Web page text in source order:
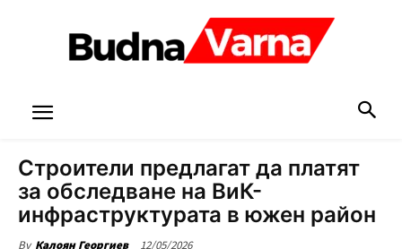
Строители предлагат да платят
за обследване на ВиК-
инфраструктурата в южен район
By Калоян Георгиев 12/05/2026